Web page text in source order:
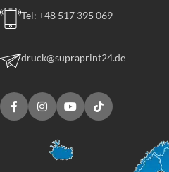
Tel: +48 517 395 069
druck@supraprint24.de